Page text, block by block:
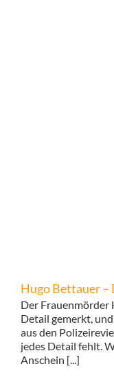
Hugo Bettauer –
Der Frauenmörder
Detail gemerkt,
aus den
jedes Detail fehlt.
Anschein [...]